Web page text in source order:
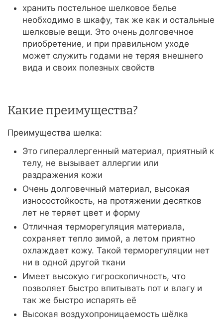
хранить постельное шелковое белье
необходимо в шкафу, так же как и остальные
шелковые вещи. Это очень долговечное
приобретение, и при правильном уходе
может служить годами не теряя внешнего
вида и своих полезных свойств
Какие преимущества?
Преимущества шелка:
Это гипераллергенный материал, приятный к
телу, не вызывает аллергии или
раздражения кожи
Очень долговечный материал, высокая
износостойкость, на протяжении десятков
лет не теряет цвет и форму
Отличная терморегуляция материала,
сохраняет тепло зимой, а летом приятно
охлаждает кожу. Такой терморегуляции нет
ни в одной другой ткани
Имеет высокую гигроскопичность, что
позволяет быстро впитывать пот и влагу и
так же быстро испарять её
Высокая воздухопроницаемость шёлка